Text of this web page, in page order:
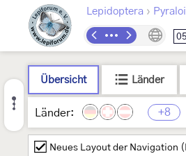
Lepidoptera ›
Übersicht Länder
Länder: +8
Neues Layout der Navigation